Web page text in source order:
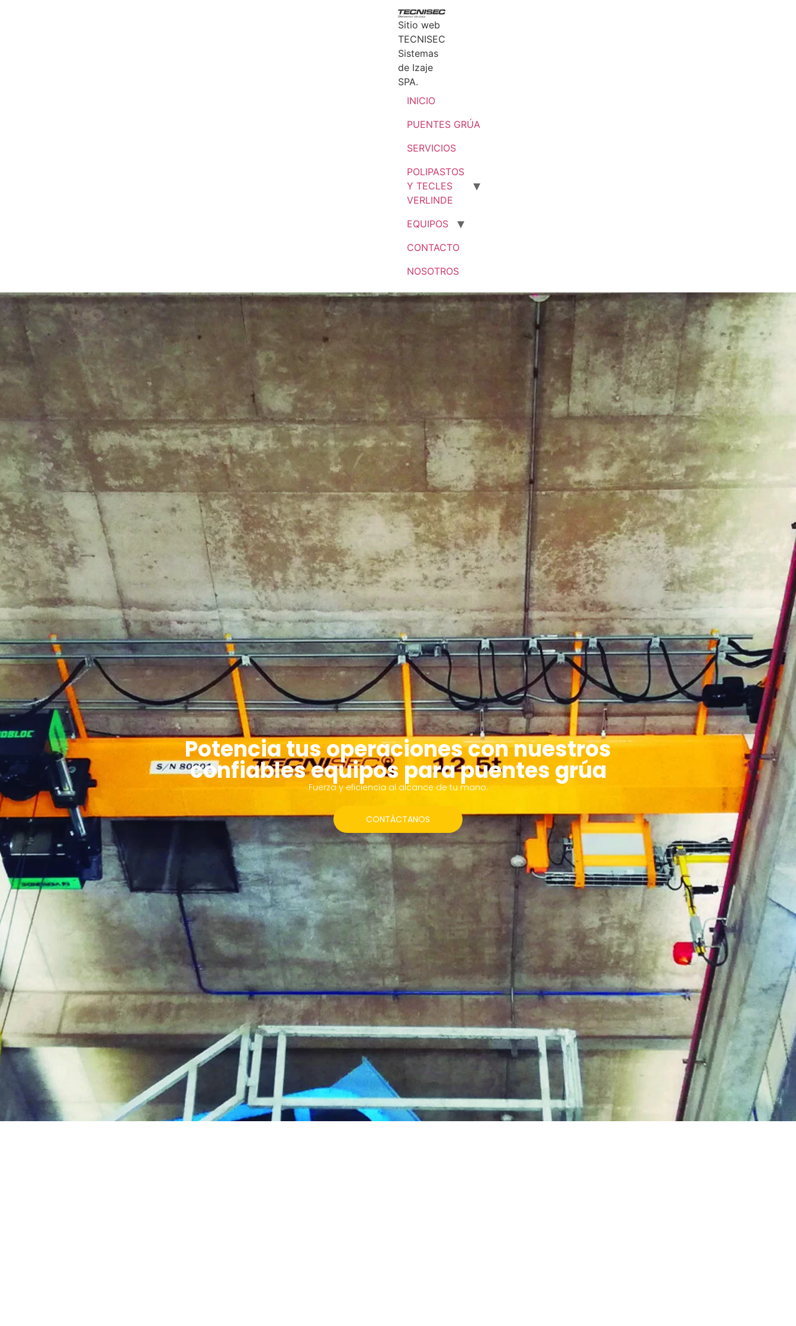
Sitio web
TECNISEC
Sistemas
de Izaje
SPA.
INICIO
PUENTES GRÚA
SERVICIOS
POLIPASTOS
Y TECLES
VERLINDE
EQUIPOS
CONTACTO
NOSOTROS
Potencia tus operaciones con nuestros
confiables equipos para puentes grúa
Fuerza y eficiencia al alcance de tu mano.
CONTÁCTANOS